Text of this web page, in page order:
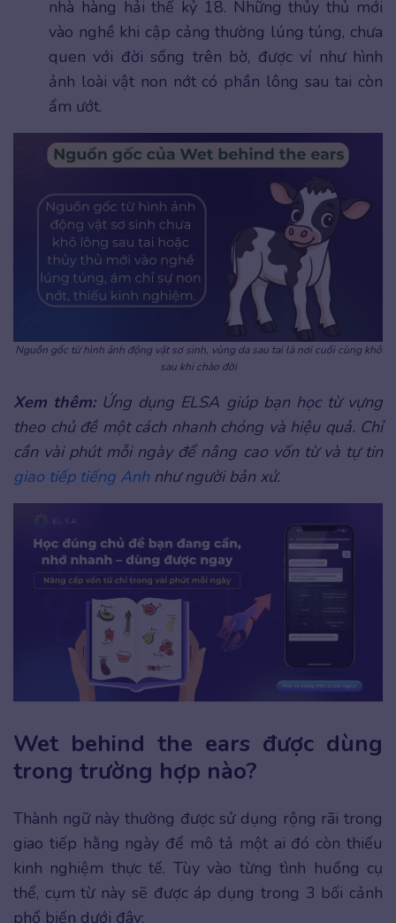
nhà hàng hải thế kỷ 18. Những thủy thủ mới
vào nghề khi cập cảng thường lúng túng, chưa
quen với đời sống trên bờ, được ví như hình
ảnh loài vật non nớt có phần lông sau tai còn
ẩm ướt.
Nguồn gốc từ hình ảnh động vật sơ sinh, vùng da sau tai là nơi cuối cùng khô
sau khi chào đời
Xem thêm: Ứng dụng ELSA giúp bạn học từ vựng
theo chủ đề một cách nhanh chóng và hiệu quả. Chỉ
cần vài phút mỗi ngày để nâng cao vốn từ và tự tin
giao tiếp tiếng Anhnhư người bản xứ.
Wet behind the ears được dùng
trong trường hợp nào?
Thành ngữ này thường được sử dụng rộng rãi trong
giao tiếp hằng ngày để mô tả một ai đó còn thiếu
kinh nghiệm thực tế. Tùy vào từng tình huống cụ
thể, cụm từ này sẽ được áp dụng trong 3 bối cảnh
phổ biến dưới đây: